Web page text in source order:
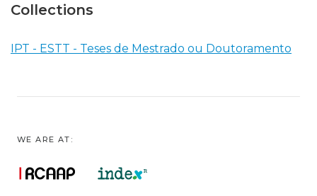
Collections
IPT - ESTT - Teses de Mestrado ou Doutoramento
WE ARE AT: